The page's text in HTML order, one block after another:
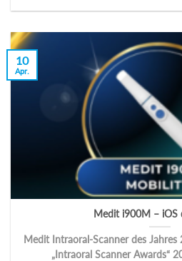
Medit i900M – iOS
Medit Intraoral-Scanner des
„Intraoral Scanner Awards“
10
Apr.